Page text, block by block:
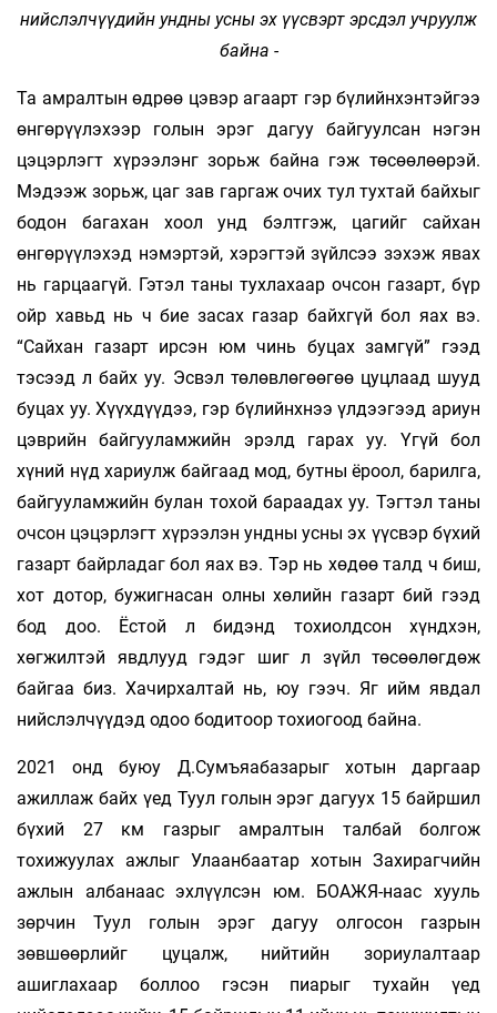
нийслэлчүүдийн ундны усны эх үүсвэрт эрсдэл учруулж
байна -
Та амралтын өдрөө цэвэр агаарт гэр бүлийнхэнтэйгээ
өнгөрүүлэхээр голын эрэг дагуу байгуулсан нэгэн
цэцэрлэгт хүрээлэнг зорьж байна гэж төсөөлөөрэй.
Мэдээж зорьж, цаг зав гаргаж очих тул тухтай байхыг
бодон багахан хоол унд бэлтгэж, цагийг сайхан
өнгөрүүлэхэд нэмэртэй, хэрэгтэй зүйлсээ зэхэж явах
нь гарцаагүй. Гэтэл таны тухлахаар очсон газарт, бүр
ойр хавьд нь ч бие засах газар байхгүй бол яах вэ.
“Сайхан газарт ирсэн юм чинь буцах замгүй” гээд
тэсээд л байх уу. Эсвэл төлөвлөгөөгөө цуцлаад шууд
буцах уу. Хүүхдүүдээ, гэр бүлийнхнээ үлдээгээд ариун
цэврийн байгууламжийн эрэлд гарах уу. Үгүй бол
хүний нүд хариулж байгаад мод, бутны ёроол, барилга,
байгууламжийн булан тохой бараадах уу. Тэгтэл таны
очсон цэцэрлэгт хүрээлэн ундны усны эх үүсвэр бүхий
газарт байрладаг бол яах вэ. Тэр нь хөдөө талд ч биш,
хот дотор, бужигнасан олны хөлийн газарт бий гээд
бод доо. Ёстой л бидэнд тохиолдсон хүндхэн,
хөгжилтэй явдлууд гэдэг шиг л зүйл төсөөлөгдөж
байгаа биз. Хачирхалтай нь, юу гээч. Яг ийм явдал
нийслэлчүүдэд одоо бодитоор тохиогоод байна.
2021 онд буюу Д.Сумъяабазарыг хотын даргаар
ажиллаж байх үед Туул голын эрэг дагуух 15 байршил
бүхий 27 км газрыг амралтын талбай болгож
тохижуулах ажлыг Улаанбаатар хотын Захирагчийн
ажлын албанаас эхлүүлсэн юм. БОАЖЯ-наас хууль
зөрчин Туул голын эрэг дагуу олгосон газрын
зөвшөөрлийг цуцалж, нийтийн зориулалтаар
ашиглахаар боллоо гэсэн пиарыг тухайн үед